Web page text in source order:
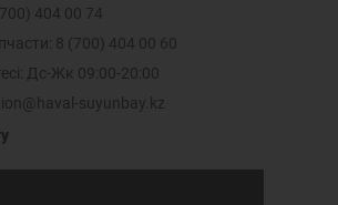
404 00 74
8 (700) 404 00 60
Дс-Жк 09:00-20:00
suyunbay.kz